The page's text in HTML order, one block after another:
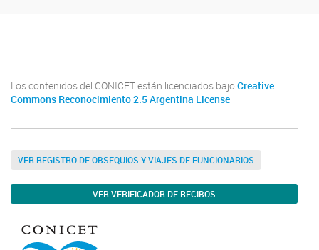
Los contenidos del CONICET están licenciados bajo Creative
Commons Reconocimiento 2.5 Argentina License
VER REGISTRO DE OBSEQUIOS Y VIAJES DE FUNCIONARIOS
VER VERIFICADOR DE RECIBOS